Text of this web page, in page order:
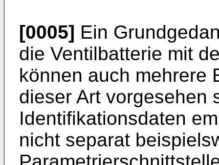
[0005] Ein
die Ventilbatterie mit
können auch mehrere
dieser Art vorgesehen
Identifikationsdaten
nicht separat